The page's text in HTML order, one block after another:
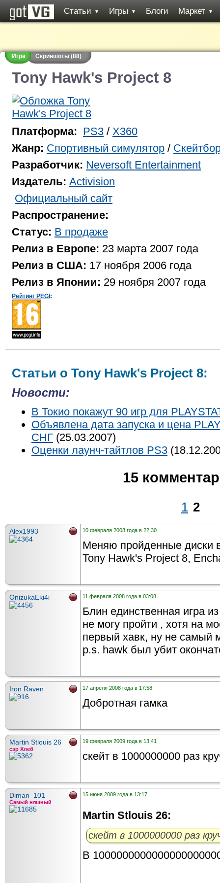
Статьи ▼ Игры ▼ Блоги Маркет ▼
Игра Скриншоты (88)
Tony Hawk's Project 8
Платформа: PS3 / X360
Жанр: Спортивный симулятор /
Разработчик: Neversoft Entertainment
Издатель: Activision
Официальный сайт
Распространение:
Статус: В продаже
Релиз в Европе: 23 марта 2007 года
Релиз в США: 17 ноября 2006 года
Релиз в Японии: 29 ноября 2007 года
Рейтинг PEGI :
Статьи о Tony Hawk's Project 8:
Новости:
В Токио покажут 90 игр для
Объявлена дата запуска и цена
СНГ (25.03.2007)
Оценки лаунч-тайтлов PS3
15
1 2
Alex1993 10 февраля 2008 года в 22:30
Меняю пройденные диски
Tony Hawk's Project 8,
OnizukaEki4i 11 февраля 2008 года в 03:08
Блин единственная игра
не могу пройти , хотя на
первый хавк, ну не
p.s. hawk был убит
Iron Raven 17 апреля 2008 года в 17:58
Добротная гамка
Martin Stlouis 26
сэр Хлеб
19 февраля 2009 года в 13:41
скейт в 1000000000 раз
Diman_101
Самый няшный
15 июня 2009 года в 13:17
Martin Stlouis 26:
скейт в 1000000000 раз
В